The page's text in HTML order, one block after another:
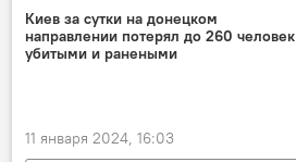
Киев за сутки на донецком
направлении потерял до 260 человек
убитыми и ранеными
11 января 2024, 16:03